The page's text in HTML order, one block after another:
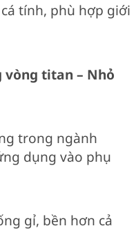
tính, phù hợp giới
vòng titan – Nhỏ
trong ngành
dụng vào phụ
gỉ, bền hơn cả